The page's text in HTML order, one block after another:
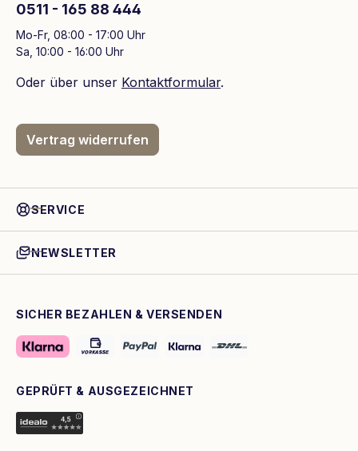
0511 - 165 88 444
Mo-Fr, 08:00 - 17:00 Uhr
Sa, 10:00 - 16:00 Uhr
Oder über unser Kontaktformular.
Vertrag widerrufen
SERVICE
NEWSLETTER
SICHER BEZAHLEN & VERSENDEN
GEPRÜFT & AUSGEZEICHNET